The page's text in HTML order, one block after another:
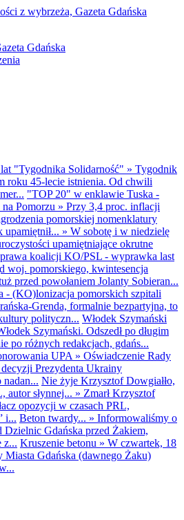
Gdańska
"Tygodnika Solidarność" » Tygodnik
roku 45-lecie istnienia. Od chwili
"TOP 20" w enklawie Tuska -
Pomorzu » Przy 3,4 proc. inflacji
pomorskiej nomenklatury
upamiętnił... » W sobotę i w niedzielę
upamiętniające okrutne
koalicji KO/PSL - wyprawka last
woj. pomorskiego, kwintesencja
przed powołaniem Jolanty Sobieran...
- (KO)lonizacja pomorskich szpitali
Grenda, formalnie bezpartyjna, to
polityczn... Włodek Szymański
Szymański. Odszedł po długim
po różnych redakcjach, gdańs...
UPA » Oświadczenie Rady
Prezydenta Ukrainy
nadan... Nie żyje Krzysztof Dowgiałło,
autor słynnej... » Zmarł Krzysztof
opozycji w czasach PRL,
i... Beton twardy... » Informowaliśmy o
Gdańska przed Żakiem,
z... Kruszenie betonu » W czwartek, 18
Miasta Gdańska (dawnego Żaku)